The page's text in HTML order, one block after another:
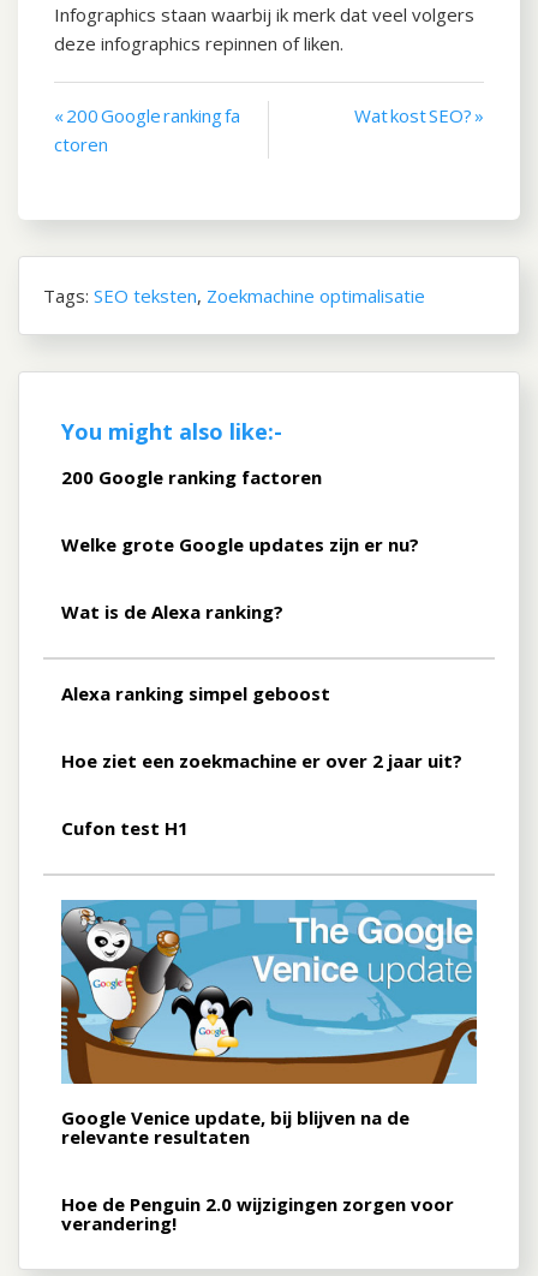
Infographics staan waarbij ik merk dat veel volgers
deze infographics repinnen of liken.
Bericht
« 200 Google ranking fa
ctoren
Wat kost SEO? »
Tags: SEO teksten, Zoekmachine optimalisatie
You might also like:-
200 Google ranking factoren
Welke grote Google updates zijn er nu?
Wat is de Alexa ranking?
Alexa ranking simpel geboost
Hoe ziet een zoekmachine er over 2 jaar uit?
Cufon test H1
Google Venice update, bij blijven na de
relevante resultaten
Hoe de Penguin 2.0 wijzigingen zorgen voor
verandering!